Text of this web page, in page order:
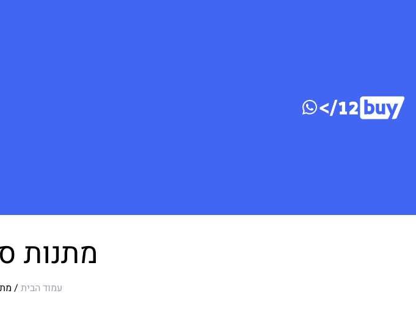
מתנות
עמוד הבית /